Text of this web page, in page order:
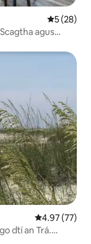
5 (28)
agus
Meánrátáil
4.97 (77)
dtí an Trá.